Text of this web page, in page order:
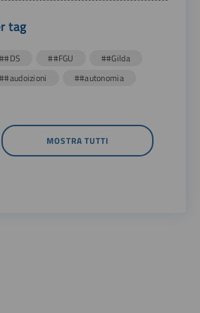
tag
##DS ##FGU
##Gilda
##audoizioni
##autonomia
MOSTRA TUTTI